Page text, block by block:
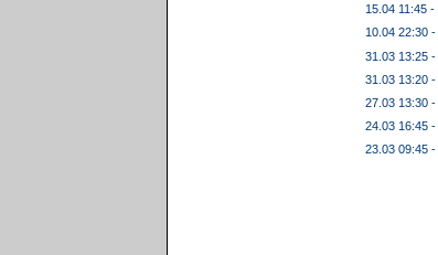
15.04 11:45 -
10.04 22:30 -
31.03 13:25 -
31.03 13:20 -
27.03 13:30 -
24.03 16:45 -
23.03 09:45 -